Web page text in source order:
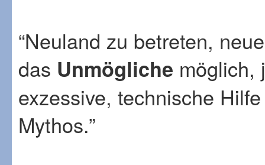
“Neuland zu betreten,
das Unmögliche
exzessive, technische
Mythos.”